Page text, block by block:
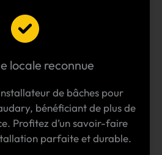
locale reconnue
de bâches pour
bénéficiant de plus de
Profitez d’un savoir-faire
parfaite et durable.